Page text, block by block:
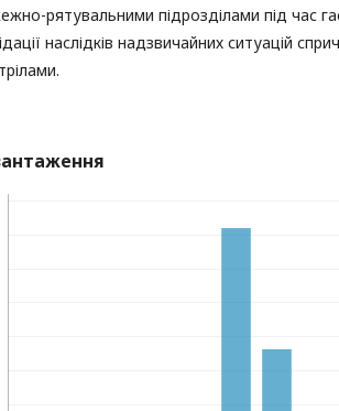
рятувальними підрозділами під час
наслідків надзвичайних ситуацій